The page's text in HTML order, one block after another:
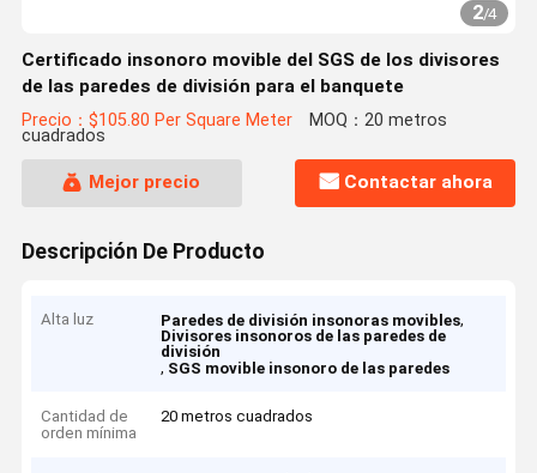
2/4
Certificado insonoro movible del SGS de los divisores
de las paredes de división para el banquete
Precio：$105.80 Per Square Meter MOQ：20 metros
cuadrados
Mejor precio Contactar ahora
Descripción De Producto
Alta luz Paredes de división insonoras movibles,
Divisores insonoros de las paredes de
división
, SGS movible insonoro de las paredes
Cantidad de
orden mínima
20 metros cuadrados